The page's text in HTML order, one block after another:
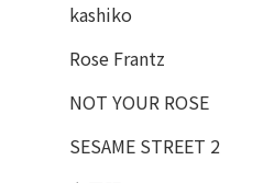
kashiko
Rose Frantz
NOT YOUR ROSE
SESAME STREET 2